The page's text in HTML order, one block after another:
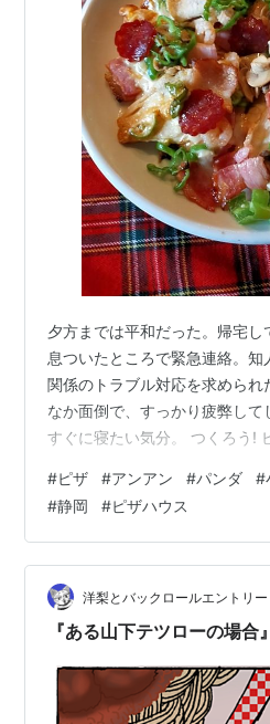
夕方までは平和だった。帰宅
息ついたところで緊急連絡。
関係のトラブル対応を求めら
なか面倒で、すっかり疲弊して
すぐに寝たい気分。 つくろう!
ザについて書きたい。 昼過ぎに
事があった。遅めの昼食をどこ
む。ちょっと大変なことが続
め"のものを食べたい。そう考
岡駅周辺を歩いていた時に「そ
があった。 アンア…
#ピザ #アンアン #パンダ #
#静岡 #ピザハウス
洋梨とバックロールエントリー
『ある山下テツローの場